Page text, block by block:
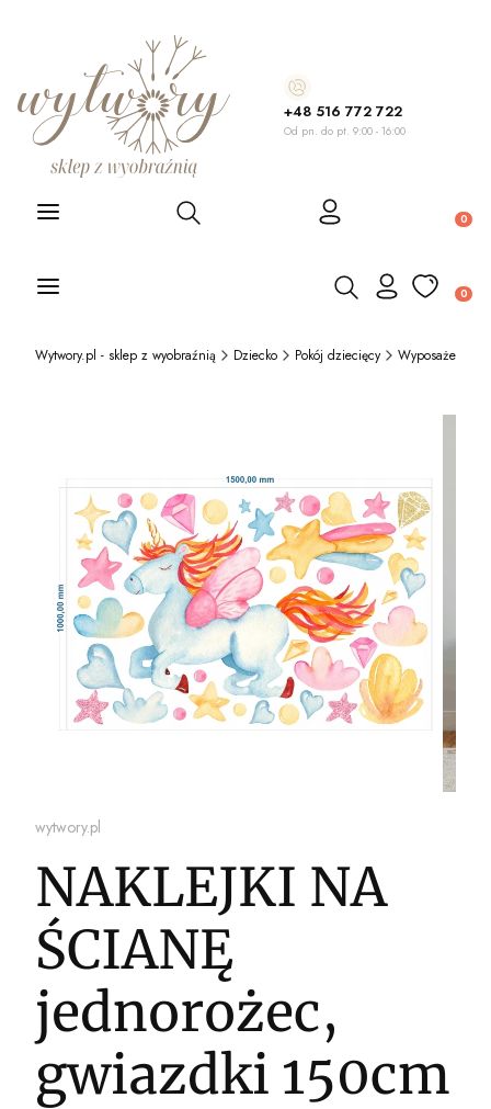
+48 516 772 722
Od pn. do pt. 9:00 - 16:00
Otwórz wyszukiwarkę
Otwórz wyszukiwarkę
Wytwory.pl - sklep z wyobraźnią Dziecko Pokój dziecięcy Wyposażenie
wytwory.pl
NAKLEJKI NA
ŚCIANĘ
jednorożec,
gwiazdki 150cm